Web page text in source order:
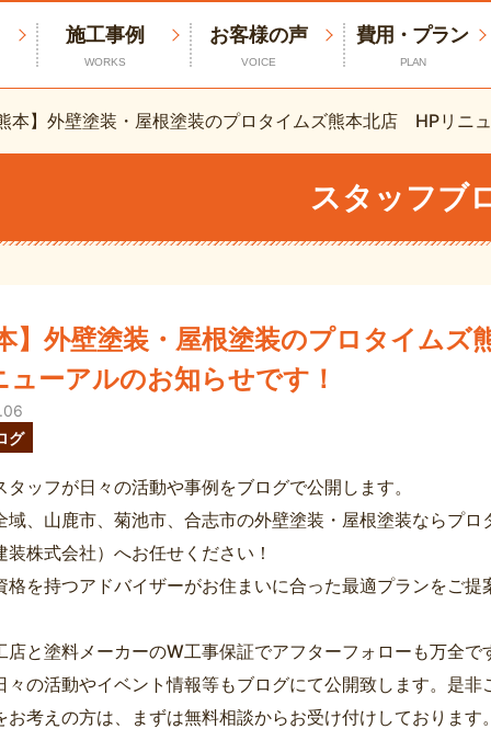
施工事例
WORKS
お客様の声
VOICE
費用・プラン
PLAN
本】外壁塗装・屋根塗装のプロタイムズ熊本北店 HPリニ
スタッフブ
】外壁塗装・屋根塗装のプロタイム
ューアルのお知らせです！
グ
タッフが日々の活動や事例をブログで公開します。
域、山鹿市、菊池市、合志市の外壁塗装・屋根塗装ならプロ
装株式会社）へお任せください！
格を持つアドバイザーがお住まいに合った最適プランをご提
店と塗料メーカーのW工事保証でアフターフォローも万全で
々の活動やイベント情報等もブログにて公開致します。是非
お考えの方は、まずは無料相談からお受け付けしております。